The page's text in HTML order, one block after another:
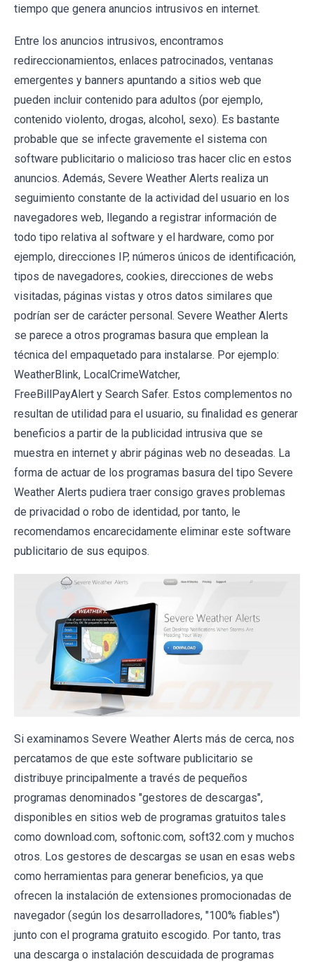
tiempo que genera anuncios intrusivos en internet.
Entre los anuncios intrusivos, encontramos
redireccionamientos, enlaces patrocinados, ventanas
emergentes y banners apuntando a sitios web que
pueden incluir contenido para adultos (por ejemplo,
contenido violento, drogas, alcohol, sexo). Es bastante
probable que se infecte gravemente el sistema con
software publicitario o malicioso tras hacer clic en estos
anuncios. Además, Severe Weather Alerts realiza un
seguimiento constante de la actividad del usuario en los
navegadores web, llegando a registrar información de
todo tipo relativa al software y el hardware, como por
ejemplo, direcciones IP, números únicos de identificación,
tipos de navegadores, cookies, direcciones de webs
visitadas, páginas vistas y otros datos similares que
podrían ser de carácter personal. Severe Weather Alerts
se parece a otros programas basura que emplean la
técnica del empaquetado para instalarse. Por ejemplo:
WeatherBlink, LocalCrimeWatcher,
FreeBillPayAlert y Search Safer. Estos complementos no
resultan de utilidad para el usuario, su finalidad es generar
beneficios a partir de la publicidad intrusiva que se
muestra en internet y abrir páginas web no deseadas. La
forma de actuar de los programas basura del tipo Severe
Weather Alerts pudiera traer consigo graves problemas
de privacidad o robo de identidad, por tanto, le
recomendamos encarecidamente eliminar este software
publicitario de sus equipos.
Si examinamos Severe Weather Alerts más de cerca, nos
percatamos de que este software publicitario se
distribuye principalmente a través de pequeños
programas denominados "gestores de descargas",
disponibles en sitios web de programas gratuitos tales
como download.com, softonic.com, soft32.com y muchos
otros. Los gestores de descargas se usan en esas webs
como herramientas para generar beneficios, ya que
ofrecen la instalación de extensiones promocionadas de
navegador (según los desarrolladores, "100% fiables")
junto con el programa gratuito escogido. Por tanto, tras
una descarga o instalación descuidada de programas